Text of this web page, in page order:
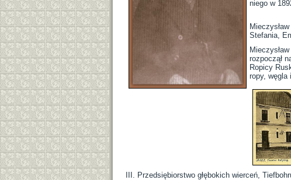
niego w
Stefania,
rozpoczął
Ropicy
ropy, węgla
III. Przedsiębiorstwo głębokich wierceń,